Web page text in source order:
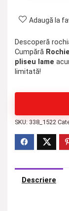
Adaugă la
Descoperă
Cumpără
pliseu lame
limitată!
SKU: 338_1522
Descriere